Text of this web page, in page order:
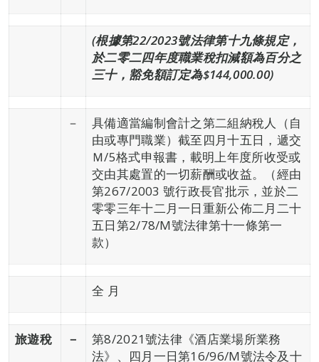
(根據第22/2023號法律第十九條規定，
於二零二四年度職業稅扣減額為百分之
三十， 豁免額訂定為$144,000.00)
－
具備適當編制會計之第二組納稅人（自
由或專門職業）截至四月十五日，遞交
Ｍ/5格式申報書，載明上年度所收受或
交由其處置的一切薪酬或收益。（經由
第267/2003 號行政長官批示，並於二
零零三年十二月一日重新公佈二月二十
五日第2/78/M號法律第十一條第一
款）
全 月
旅遊稅 －
第8/2021號法律《酒店業場所業務
法》、四月一日第16/96/M號法令及十